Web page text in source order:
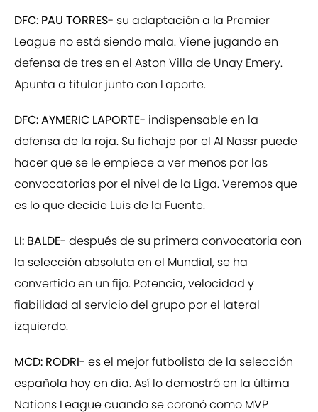
DFC: PAU TORRES- su adaptación a la Premier
League no está siendo mala. Viene jugando en
defensa de tres en el Aston Villa de Unay Emery.
Apunta a titular junto con Laporte.
DFC: AYMERIC LAPORTE- indispensable en la
defensa de la roja. Su fichaje por el Al Nassr puede
hacer que se le empiece a ver menos por las
convocatorias por el nivel de la Liga. Veremos que
es lo que decide Luis de la Fuente.
LI: BALDE- después de su primera convocatoria con
la selección absoluta en el Mundial, se ha
convertido en un fijo. Potencia, velocidad y
fiabilidad al servicio del grupo por el lateral
izquierdo.
MCD: RODRI- es el mejor futbolista de la selección
española hoy en día. Así lo demostró en la última
Nations League cuando se coronó como MVP